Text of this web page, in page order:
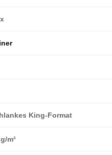
King-Format
m²